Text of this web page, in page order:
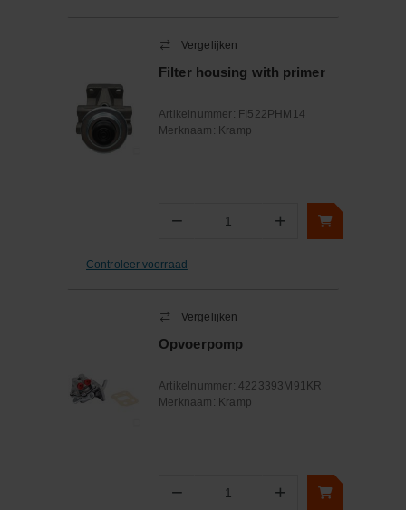
Vergelijken
Filter housing with primer
Artikelnummer: FI522PHM14
Merknaam: Kramp
− Aantal +
Controleer voorraad
Vergelijken
Opvoerpomp
Artikelnummer: 4223393M91KR
Merknaam: Kramp
− Aantal +